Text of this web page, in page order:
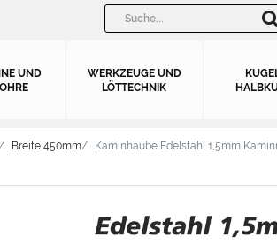
UND
WERKZEUGE UND
LÖTTECHNIK
Breite 450mm Kaminhaube Edelstahl 1,5mm